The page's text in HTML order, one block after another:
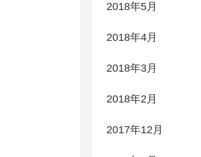
2018年5月
2018年4月
2018年3月
2018年2月
2017年12月